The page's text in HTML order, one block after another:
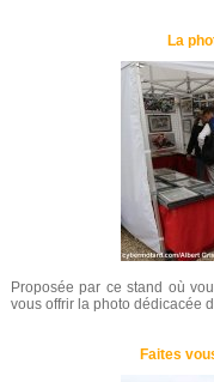
La
Proposée par ce stand où
vous offrir la photo dédicacée
Faites